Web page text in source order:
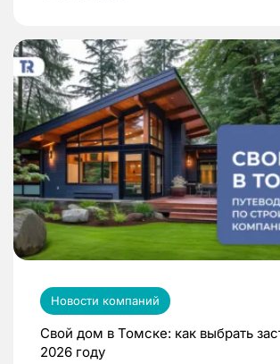
Новости компаний
Свой дом в Томске: как выбрать
2026 году